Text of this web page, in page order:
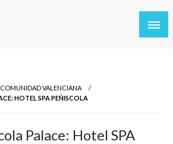
COMUNIDAD VALENCIANA
HOTEL SPA PEÑISCOLA
Palace: Hotel SPA